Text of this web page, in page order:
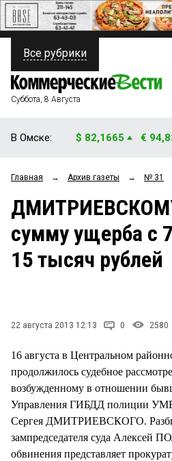
ПОЛИТИКА
ФИНАНСЫ
ОБЩЕСТВО
ЗАКОН
НОВОСТИ КОМПАНИЙ
Все рубрики
Суббота, 8 Августа
В Омске: $ 82,1665 €
Главная → Архив газеты → № 31
сумму ущерба с
15 тысяч рублей
22 августа 2013 12:13 0 2580
16 августа в Центральном
продолжилось судебное
возбужденному в отношении
Управления ГИБДД полиции
Сергея ДМИТРИЕВСКОГО.
зампредседателя суда
обвинения представляет